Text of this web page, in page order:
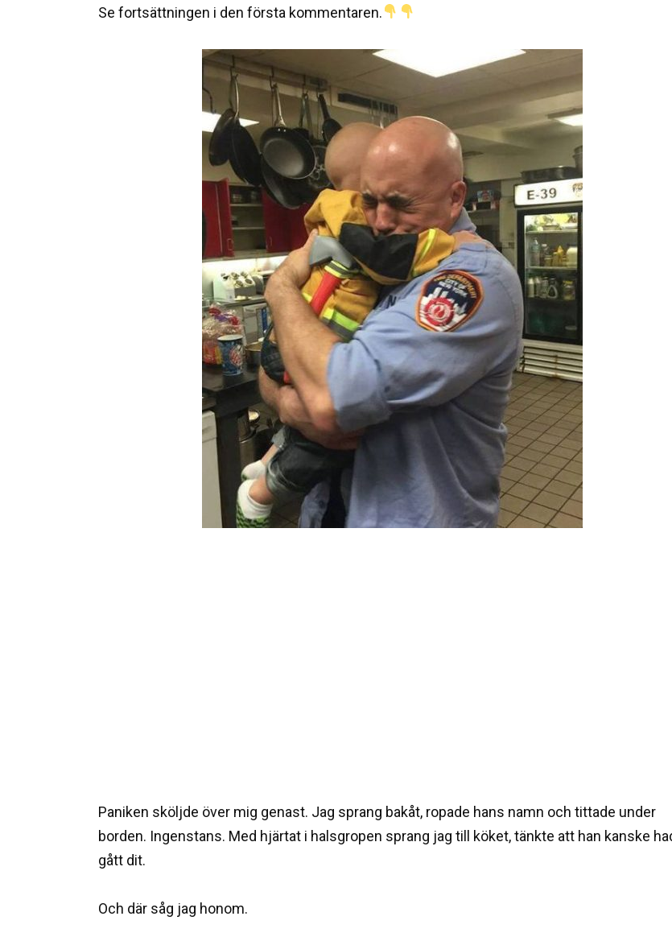
Se fortsättningen i den första kommentaren.
Paniken sköljde över mig genast. Jag sprang bakåt, ropade hans namn och tittade under
borden. Ingenstans. Med hjärtat i halsgropen sprang jag till köket, tänkte att han kanske
gått dit.
Och där såg jag honom.